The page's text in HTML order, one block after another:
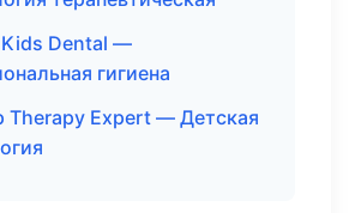
Dental —
гигиена
Therapy Expert — Детская